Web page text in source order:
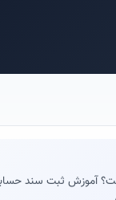
آموزش ثبت سند